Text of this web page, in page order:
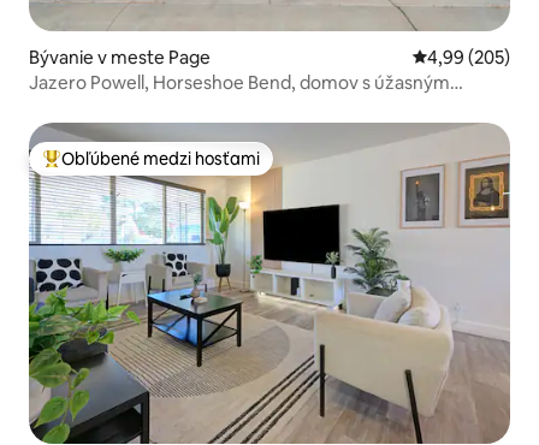
Bývanie v meste Page Priemerné
4,99 (205)
Jazero Powell, Horseshoe Bend, domov s úžasným
Najobľúbenejšie medzi hosťami
Obľúbené medzi hosťami